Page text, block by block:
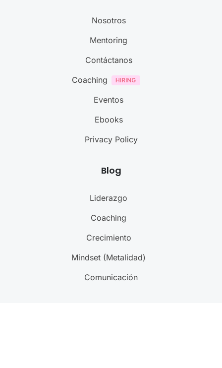
Nosotros
Mentoring
Contáctanos
Coaching
Eventos
Ebooks
Privacy Policy
Blog
Liderazgo
Coaching
Crecimiento
Mindset (Metalidad)
Comunicación